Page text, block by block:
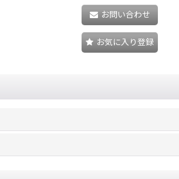
お問い合わせ
お気に入り登録